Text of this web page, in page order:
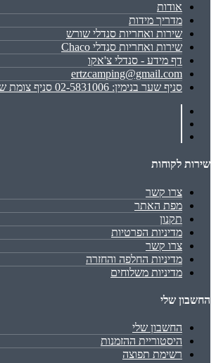
אודות
מדריך מידות
שירות ואחריות סנדלי שורש
שירות ואחריות סנדלי Chaco
דף מידע - סנדלי צ'אקו
ertzcamping@gmail.com
סניף שער בנימין: 02-5831006 סניף צומת שילת: 08-9187095
שירות לקוחות
צרו קשר
מפת האתר
תקנון
מדיניות הפרטיות
צרו קשר
מדיניות החלפה והחזרה
מדיניות משלוחים
החשבון שלי
החשבון שלי
היסטוריית ההזמנות
רשימת תפוצה